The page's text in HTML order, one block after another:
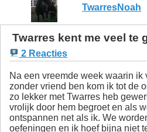
TwarresNoah
Twarres kent me veel te
2 Reacties
Na een vreemde week waarin ik
zonder vriend ben kom ik tot de
zo lekker met Twarres heb
vrolijk door hem begroet en als
ontspannen net als ik. We
oefeningen en ik hoef bijna niet